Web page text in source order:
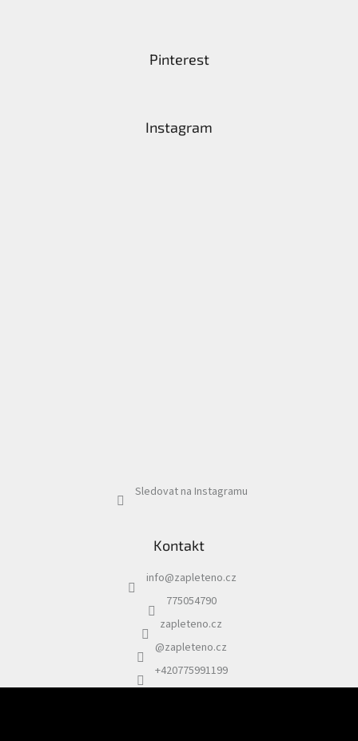
Pinterest
Instagram
Sledovat na Instagramu
Kontakt
info@zapleteno.cz
775054790
zapleteno.cz
@zapleteno.cz
+420775991199